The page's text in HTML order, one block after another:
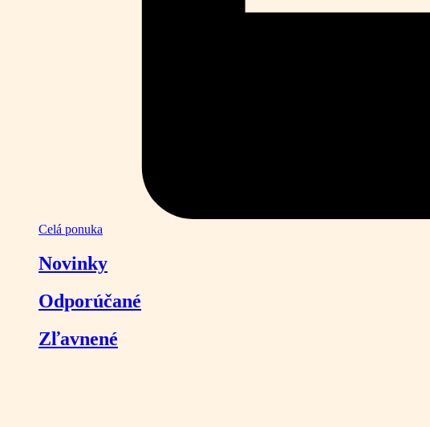
Celá ponuka
Novinky
Odporúčané
Zľavnené